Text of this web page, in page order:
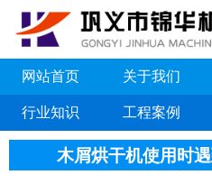
网站首页 关于我们
行业知识 工程案例
木屑烘干机使用时